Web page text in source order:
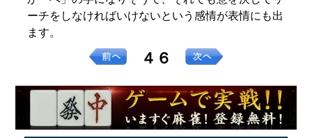
ーチをしなければいけないという感情が表情にも出
ます。
４６